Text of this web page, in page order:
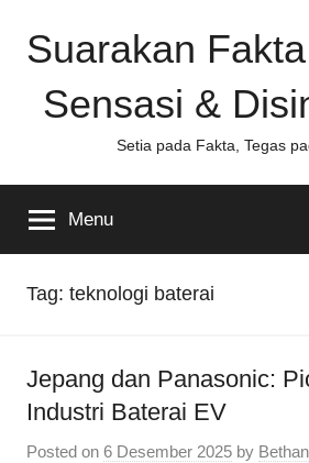
Suarakan
Sensasi &
Setia pada Fakta, Tegas
Menu
Tag: teknologi baterai
Jepang dan Panasonic:
Industri Baterai EV
Posted on 6 Desember 2025 by